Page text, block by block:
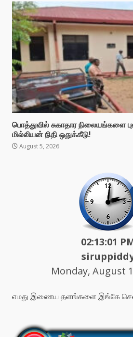
பொத்துவில் சுகாதார நிலையங்களை
மில்லியன் நிதி ஒதுக்கீடு!
August 5, 2026
02:13:03
Monday, August
எமது இணைய தளங்களை இங்கே